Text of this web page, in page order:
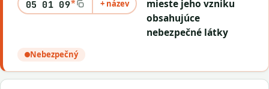
05 01 09 + název
mieste jeho vzniku
obsahujúce
nebezpečné látky
Nebezpečný